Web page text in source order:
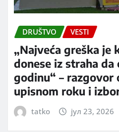
DRUŠTVO VESTI
„Najveća greška je
donese iz straha
godinu“ – razgovor
upisnom roku i
tatko јул 23, 2026